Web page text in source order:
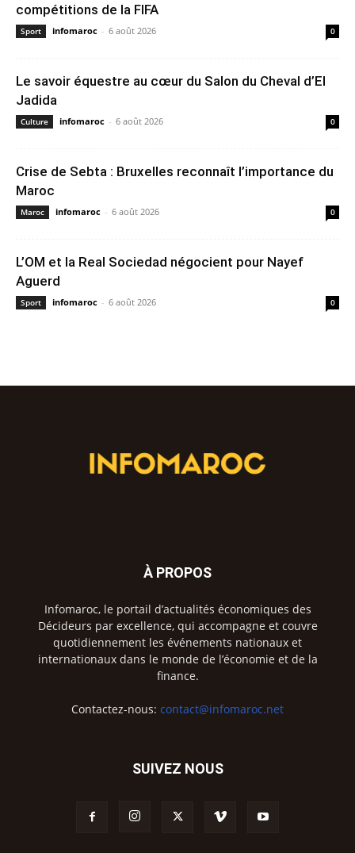
compétitions de la FIFA
Sport infomaroc - 6 août 2026 0
Le savoir équestre au cœur du Salon du Cheval d’El
Jadida
Culture infomaroc - 6 août 2026 0
Crise de Sebta : Bruxelles reconnaît l’importance du
Maroc
Maroc infomaroc - 6 août 2026 0
L’OM et la Real Sociedad négocient pour Nayef
Aguerd
Sport infomaroc - 6 août 2026 0
À PROPOS
Infomaroc, le portail d’actualités économiques des
Décideurs par excellence, qui accompagne et couvre
quotidiennement les événements nationaux et
internationaux dans le monde de l’économie et de la
finance.
Contactez-nous: contact@infomaroc.net
SUIVEZ NOUS